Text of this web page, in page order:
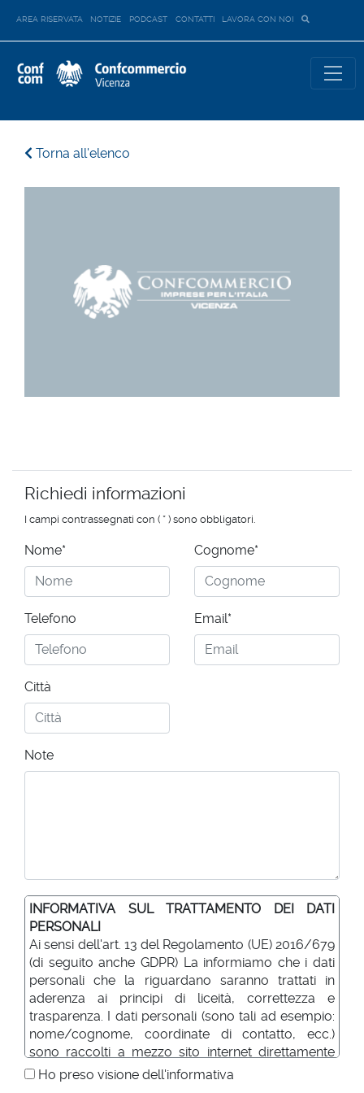
AREA RISERVATA NOTIZIE PODCAST CONTATTI LAVORA CON NOI
Torna all'elenco
Richiedi informazioni
I campi contrassegnati con ( * ) sono obbligatori.
Nome* Cognome*
Telefono Email*
Città
Note
INFORMATIVA SUL TRATTAMENTO DEI DATI
PERSONALI
Ai sensi dell'art. 13 del Regolamento (UE) 2016/679
(di seguito anche GDPR) La informiamo che i dati
personali che la riguardano saranno trattati in
aderenza ai principi di liceità, correttezza e
trasparenza. I dati personali (sono tali ad esempio:
nome/cognome, coordinate di contatto, ecc.)
sono raccolti a mezzo sito internet direttamente
presso l'interessato. Di seguito Le forniamo le
Ho preso visione dell'informativa